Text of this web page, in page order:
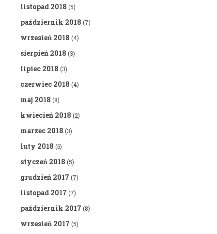
listopad 2018 (5)
październik 2018 (7)
wrzesień 2018 (4)
sierpień 2018 (3)
lipiec 2018 (3)
czerwiec 2018 (4)
maj 2018 (8)
kwiecień 2018 (2)
marzec 2018 (3)
luty 2018 (6)
styczeń 2018 (5)
grudzień 2017 (7)
listopad 2017 (7)
październik 2017 (8)
wrzesień 2017 (5)